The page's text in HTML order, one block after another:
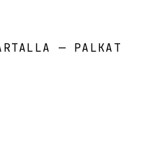
— PALKAT